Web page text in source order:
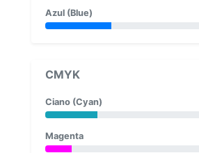
Azul (Blue)
CMYK
Ciano (Cyan)
Magenta